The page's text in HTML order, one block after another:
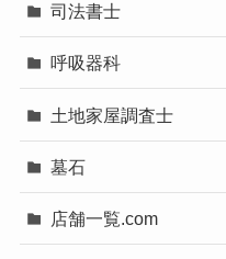
司法書士
呼吸器科
土地家屋調査士
墓石
店舗一覧.com